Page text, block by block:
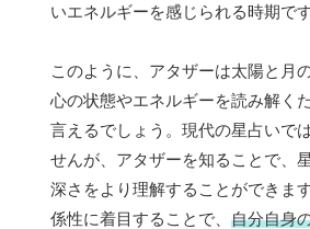
いエネルギーを感じられる時期です
このように、アタザーは太陽と月
心の状態やエネルギーを読み解く
言えるでしょう。現代の星占いで
せんが、アタザーを知ることで、
深さをより理解することができま
係性に着目することで、 自分自身